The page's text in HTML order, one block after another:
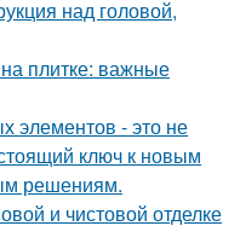
над головой,
плитке: важные
элементов - это не
ключ к новым
решениям.
и чистовой отделке